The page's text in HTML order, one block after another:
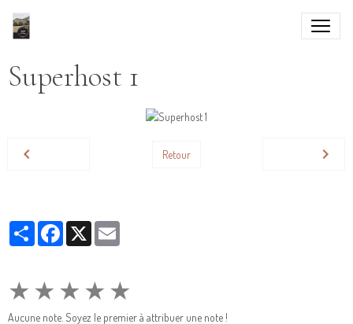
Superhost 1
Retour
PartagerFacebook
X
★★★★★
Aucune note. Soyez le premier à attribuer une note !